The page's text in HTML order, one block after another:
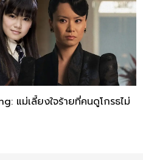
แม่เลี้ยงใจร้ายที่คนดูโกรธไม่